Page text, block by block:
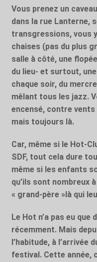
Vous prenez un
dans la rue Lanterne,
transgressions, vous
chaises (pas du plus
salle à côté, une
du lieu- et surtout,
chaque soir, du
mêlant tous les jazz.
encensé, contre
mais toujours là.
Car, même si le Hot-
SDF, tout cela dure
même si les enfants
qu’ils sont nombreux
« grand-père »là qui
Le Hot n’a pas eu
récemment. Mais
l’habitude, à l’arrivée
festival. Cette année,